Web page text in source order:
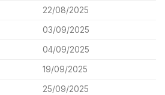
22/08/2025
03/09/2025
04/09/2025
19/09/2025
25/09/2025